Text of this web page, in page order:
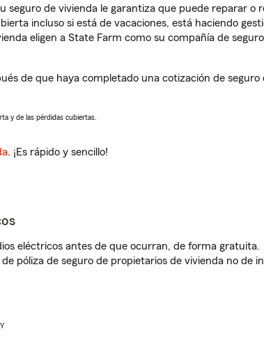
seguro de vivienda le garantiza que puede reparar o
incluso si está de vacaciones, está haciendo
eligen a State Farm como su compañía de
de que haya completado una cotización de
y de las pérdidas cubiertas.
. ¡Es rápido y sencillo!
eléctricos antes de que ocurran, de forma gratuita.
póliza de seguro de propietarios de vivienda no de